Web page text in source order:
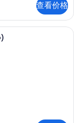
查看价格
、加厚床垫、客房内保